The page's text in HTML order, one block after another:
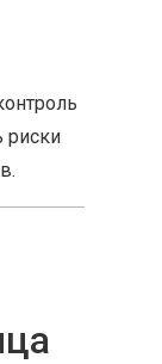
риски